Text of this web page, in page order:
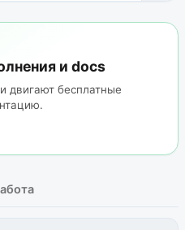
и docs
двигают бесплатные